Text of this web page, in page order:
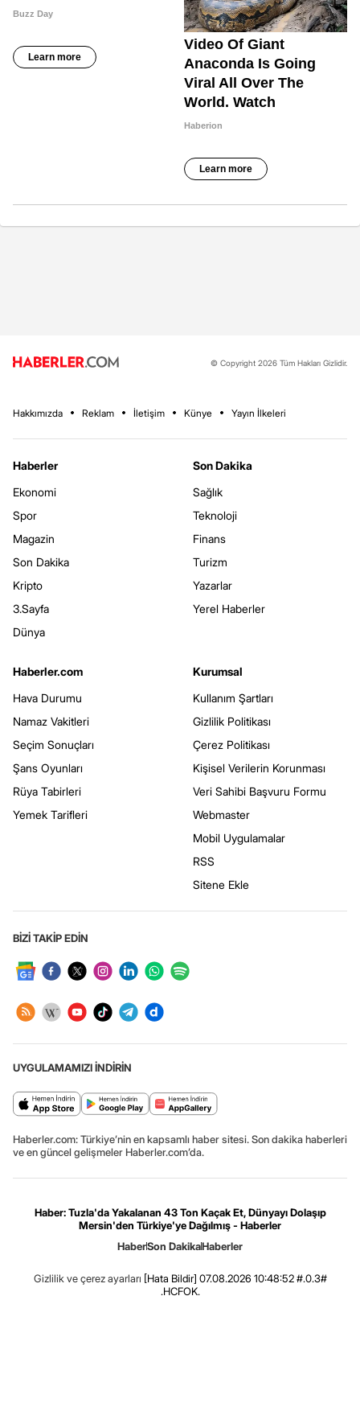
© Copyright 2026 Tüm Hakları Gizlidir.
Hakkımızda Reklam İletişim Künye Yayın İlkeleri
Haberler
Ekonomi
Spor
Magazin
Son Dakika
Kripto
3.Sayfa
Dünya
Son Dakika
Sağlık
Teknoloji
Finans
Turizm
Yazarlar
Yerel Haberler
Haberler.com
Hava Durumu
Namaz Vakitleri
Seçim Sonuçları
Şans Oyunları
Rüya Tabirleri
Yemek Tarifleri
Kurumsal
Kullanım Şartları
Gizlilik Politikası
Çerez Politikası
Kişisel Verilerin Korunması
Veri Sahibi Başvuru Formu
Webmaster
Mobil Uygulamalar
RSS
Sitene Ekle
BİZİ TAKİP EDİN
UYGULAMAMIZI İNDİRİN
Haberler.com: Türkiye’nin en kapsamlı haber sitesi. Son dakika haberleri
ve en güncel gelişmeler Haberler.com’da.
Haber: Tuzla'da Yakalanan 43 Ton Kaçak Et, Dünyayı Dolaşıp
Mersin'den Türkiye'ye Dağılmış - Haberler
HaberSon DakikaHaberler
Gizlilik ve çerez ayarları [Hata Bildir] 07.08.2026 10:48:52 #.0.3#
.HCFOK.